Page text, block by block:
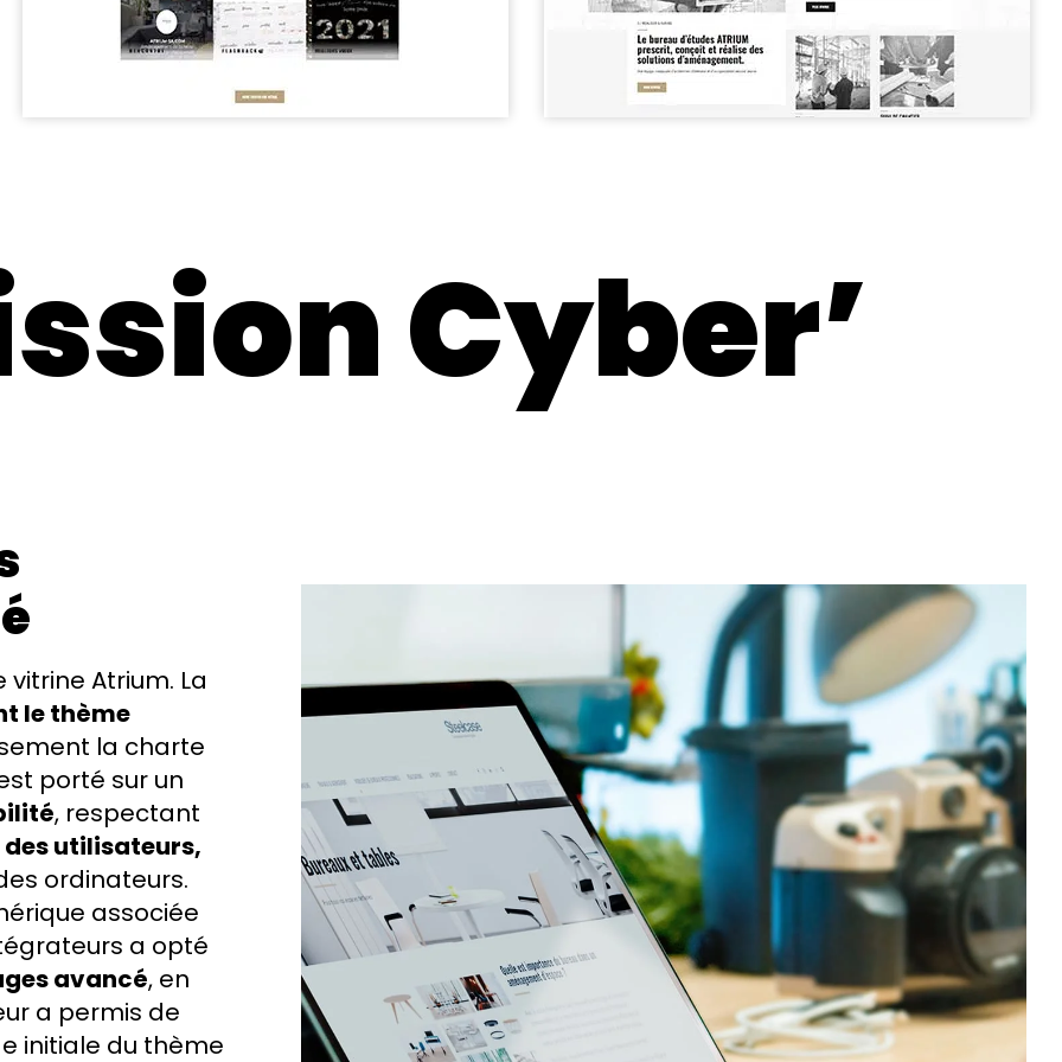
Cyber’
Atrium. La
le thème
la charte
porté sur un
, respectant
utilisateurs,
ordinateurs.
associée
a opté
avancé, en
a permis de
initiale du thème